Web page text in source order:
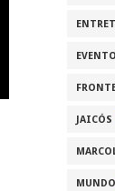
JAICÓS
MUNDO